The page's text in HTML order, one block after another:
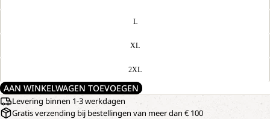
L
XL
2XL
AAN WINKELWAGEN TOEVOEGEN
Levering binnen 1-3 werkdagen
Gratis verzending bij bestellingen van meer dan € 100